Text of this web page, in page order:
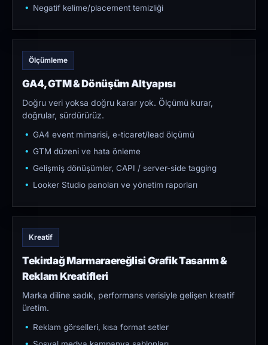
Negatif kelime/placement temizliği
Ölçümleme
GA4, GTM & Dönüşüm Altyapısı
Doğru veri yoksa doğru karar yok. Ölçümü kurar,
doğrular, sürdürürüz.
GA4 event mimarisi, e-ticaret/lead ölçümü
GTM düzeni ve hata önleme
Gelişmiş dönüşümler, CAPI / server-side tagging
Looker Studio panoları ve yönetim raporları
Kreatif
Tekirdağ Marmaraereğlisi Grafik Tasarım &
Reklam Kreatifleri
Marka diline sadık, performans verisiyle gelişen kreatif
üretim.
Reklam görselleri, kısa format setler